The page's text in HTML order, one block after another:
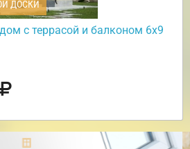
ДОСКИ
с террасой и балконом 6х9